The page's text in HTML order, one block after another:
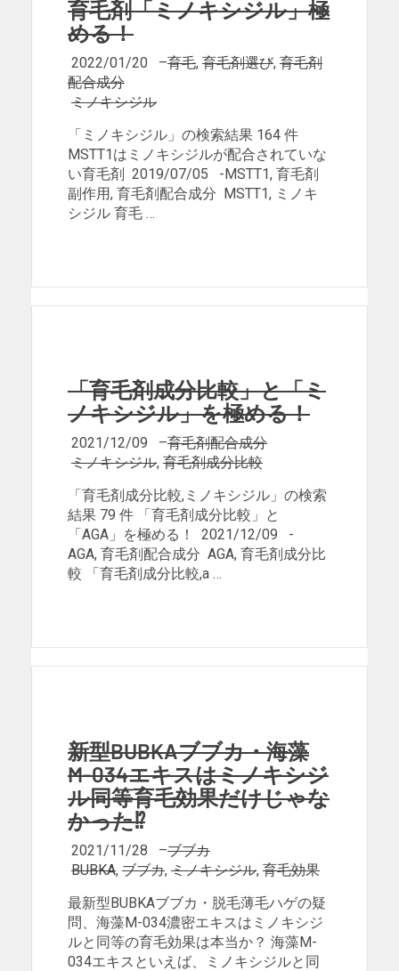
育毛剤「ミノキシジル」極
める！
2022/01/20 –育毛, 育毛剤選び, 育毛剤
配合成分
ミノキシジル
「ミノキシジル」の検索結果 164 件
MSTT1はミノキシジルが配合されていな
い育毛剤 2019/07/05 -MSTT1, 育毛剤
副作用, 育毛剤配合成分 MSTT1, ミノキ
シジル 育毛 …
「育毛剤成分比較」と「ミ
ノキシジル」を極める！
2021/12/09 –育毛剤配合成分
ミノキシジル, 育毛剤成分比較
「育毛剤成分比較,ミノキシジル」の検索
結果 79 件 「育毛剤成分比較」と
「AGA」を極める！ 2021/12/09 -
AGA, 育毛剤配合成分 AGA, 育毛剤成分比
較 「育毛剤成分比較,a …
新型BUBKAブブカ・海藻
M-034エキスはミノキシジ
ル同等育毛効果だけじゃな
かった⁉
2021/11/28 –ブブカ
BUBKA, ブブカ, ミノキシジル, 育毛効果
最新型BUBKAブブカ・脱毛薄毛ハゲの疑
問、海藻M-034濃密エキスはミノキシジ
ルと同等の育毛効果は本当か？ 海藻M-
034エキスといえば、ミノキシジルと同